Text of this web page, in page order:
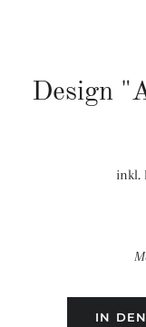
Design
inkl.
IN